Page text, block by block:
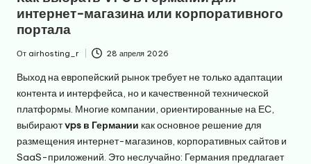
интернет-магазина или корпоративного
портала
Запись
от
От airhosting_r 28 апреля 2026
Выход на европейский рынок требует не только адаптации
контента и интерфейса, но и качественной технической
платформы. Многие компании, ориентированные на ЕС,
выбираютvps в Германии как основное решение для
размещения интернет-магазинов, корпоративных сайтов и
SaaS-приложений. Это неслучайно: Германия предлагает